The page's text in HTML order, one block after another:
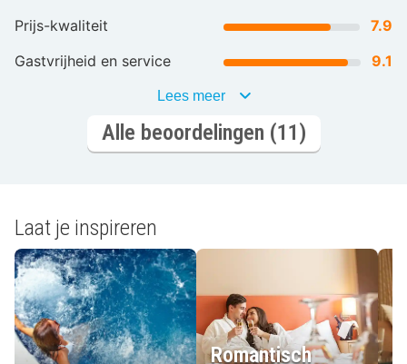
Prijs-kwaliteit
7.9
Gastvrijheid en service
9.1
Lees meer
Alle beoordelingen (11)
Laat je inspireren
Romantisch